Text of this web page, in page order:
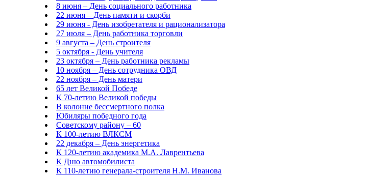
8 июня – День социального работника
22 июня – День памяти и скорби
29 июня - День изобретателя и рационализатора
27 июля – День работника торговли
9 августа – День строителя
5 октября - День учителя
23 октября – День работника рекламы
10 ноября – День сотрудника ОВД
22 ноября – День матери
65 лет Великой Победе
К 70-летию Великой победы
В колонне бессмертного полка
Юбиляры победного года
Советскому району – 60
К 100-летию ВЛКСМ
22 декабря – День энергетика
К 120-летию академика М.А. Лаврентьева
К Дню автомобилиста
К 110-летию генерала-строителя Н.М. Иванова